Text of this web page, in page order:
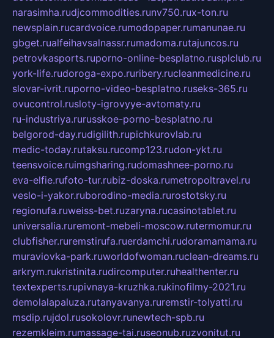
narasimha.rudjcommodities.runv750.rux-ton.ru
newsplain.rucardvoice.rumodopaper.rumanunae.ru
gbget.rualfeihavsalnassr.rumadoma.rutajuncos.ru
petrovkasports.ruporno-online-besplatno.rusplclub.ru
york-life.rudoroga-expo.ruribery.rucleanmedicine.ru
slovar-ivrit.ruporno-video-besplatno.ruseks-365.ru
ovucontrol.rusloty-igrovyye-avtomaty.ru
ru-industriya.rurusskoe-porno-besplatno.ru
belgorod-day.rudigilith.rupichkurovlab.ru
medic-today.rutaksu.rucomp123.rudon-ykt.ru
teensvoice.ruimgsharing.rudomashnee-porno.ru
eva-elfie.rufoto-tur.rubiz-doska.rumetropoltravel.ru
veslo-i-yakor.ruborodino-media.rurostotsky.ru
regionufa.ruweiss-bet.ruzaryna.rucasinotablet.ru
universalia.ruremont-mebeli-moscow.rutermomur.ru
clubfisher.ruremstirufa.ruerdamchi.rudoramamama.ru
muraviovka-park.ruworldofwoman.ruclean-dreams.ru
arkrym.rukristinita.rudircomputer.ruhealthenter.ru
textexperts.rupivnaya-kruzhka.rukinofilmy-2021.ru
demolalapaluza.rutanyavanya.ruremstir-tolyatti.ru
msdip.rujdol.rusokolovr.runewtech-spb.ru
rezemkleim.rumassage-tai.ruseonub.ruzvonitut.ru